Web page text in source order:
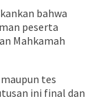
bahwa
peserta
Mahkamah
tes
ini final dan